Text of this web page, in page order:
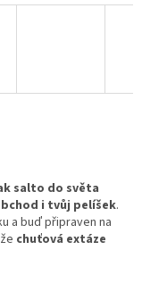
salto do světa
i tvůj pelíšek.
a buď připraven na
chuťová extáze